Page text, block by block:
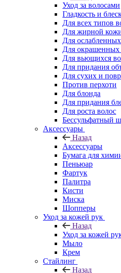
Уход за волосами
Гладкость и
Для всех типов
Для жирной
Для
Для окрашенных
Для вьющихся
Для придания
Для сухих и
Против перхоти
Для блонда
Для придания
Для роста волос
Бессульфатный
Аксессуары
Назад
Аксессуары
Бумага для
Пеньюар
Фартук
Палитра
Кисти
Миска
Шопперы
Уход за кожей рук
Назад
Уход за кожей
Мыло
Крем
Стайлинг
Назад